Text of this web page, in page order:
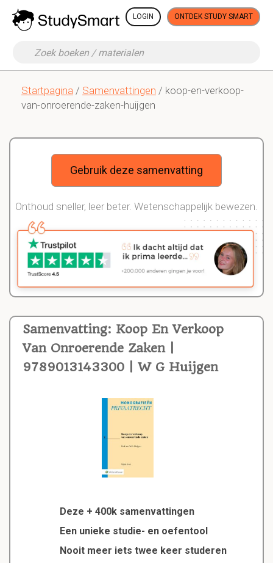
LOGIN ONTDEK STUDY SMART
Startpagina / Samenvattingen / koop-en-verkoop-
van-onroerende-zaken-huijgen
Samenvatting: Koop En Verkoop
Van Onroerende Zaken |
9789013143300 | W G Huijgen
Deze + 400k samenvattingen
Een unieke studie- en oefentool
Nooit meer iets twee keer studeren
Gebruik deze samenvatting
Onthoud sneller, leer beter. Wetenschappelijk bewezen.